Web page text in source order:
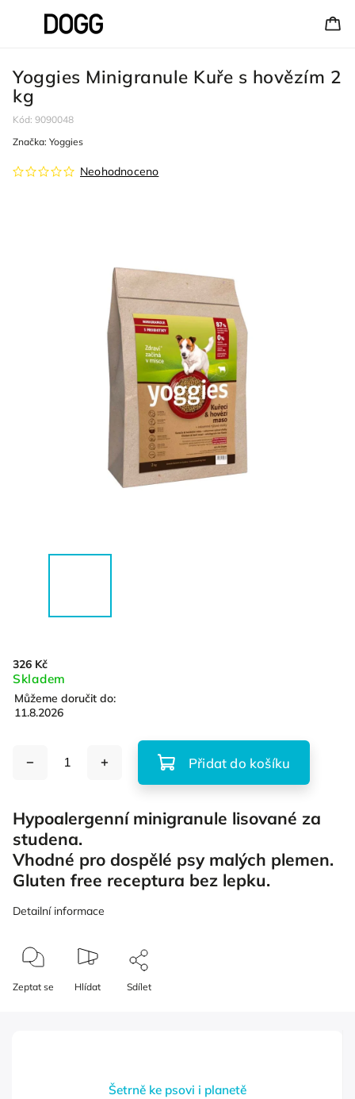
Yoggies Minigranule Kuře s hovězím 2
kg
Kód: 9090048
Neohodnoceno
Značka: Yoggies
326 Kč
Skladem
Můžeme doručit do:
11.8.2026
Přidat do košíku
Hypoalergenní minigranule lisované za
studena.
Vhodné pro dospělé psy malých plemen.
Gluten free receptura bez lepku.
Detailní informace
Zeptat se Hlídat Sdílet
Šetrně ke psovi i planetě